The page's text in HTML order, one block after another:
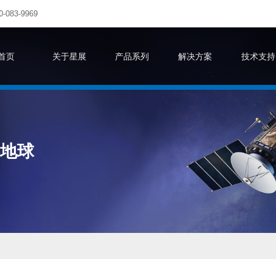
083-9969
页 关于星展 产品系列 解决方案 技术支持
球